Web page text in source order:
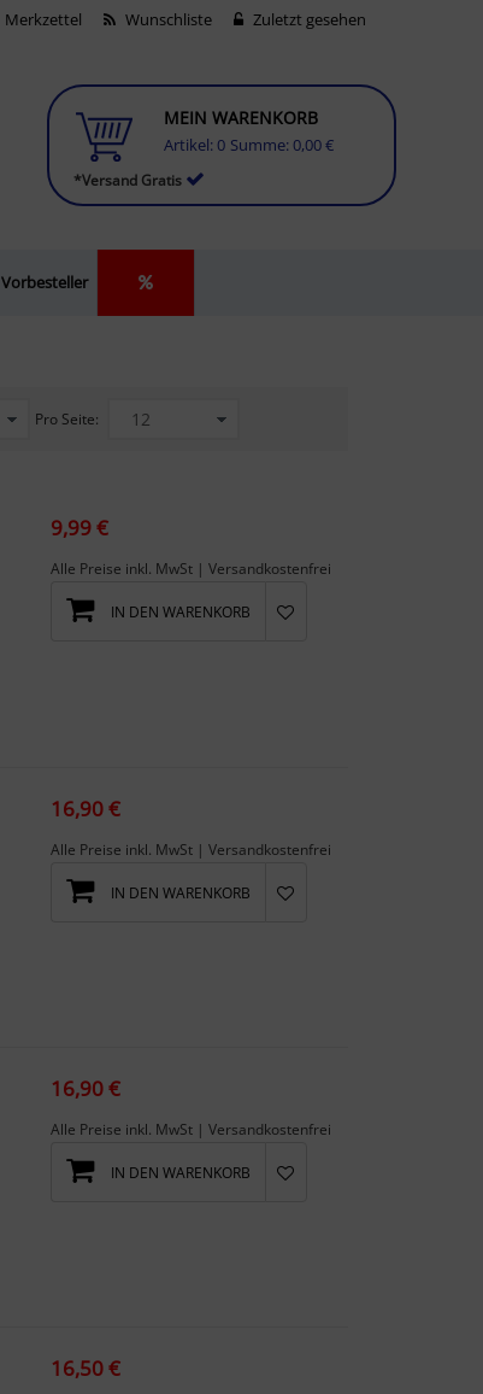
Merkzettel Wunschliste Zuletzt gesehen
*Versand Gratis
MEIN WARENKORB
Artikel: 0 Summe: 0,00 €
Vorbesteller
Pro Seite:
9,99 €
Alle Preise inkl. MwSt | Versandkostenfrei
IN DEN WARENKORB
16,90 €
Alle Preise inkl. MwSt | Versandkostenfrei
IN DEN WARENKORB
16,90 €
Alle Preise inkl. MwSt | Versandkostenfrei
IN DEN WARENKORB
16,50 €